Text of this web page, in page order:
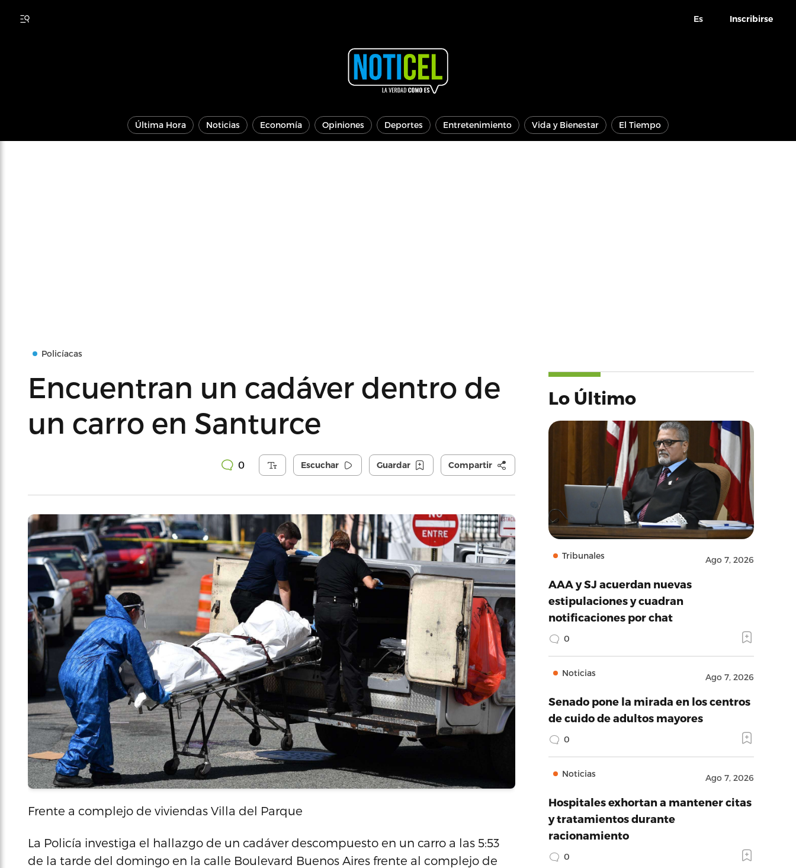
Es Inscribirse
Última Hora Noticias Economía Opiniones Deportes Entretenimiento Vida y Bienestar El Tiempo
Policíacas
Encuentran un cadáver dentro de
un carro en Santurce
0 Escuchar Guardar Compartir
Frente a complejo de viviendas Villa del Parque
La Policía investiga el hallazgo de un cadáver descompuesto en un carro a las 5:53
de la tarde del domingo en la calle Boulevard Buenos Aires frente al complejo de
Lo Último
Tribunales Ago 7, 2026
AAA y SJ acuerdan nuevas
estipulaciones y cuadran
notificaciones por chat
0
Noticias Ago 7, 2026
Senado pone la mirada en los centros
de cuido de adultos mayores
0
Noticias Ago 7, 2026
Hospitales exhortan a mantener citas
y tratamientos durante
racionamiento
0